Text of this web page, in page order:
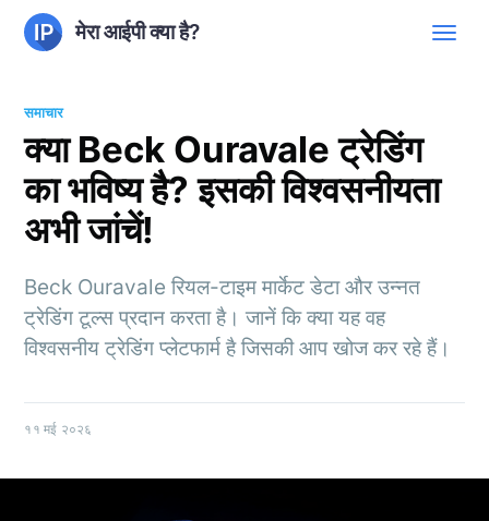
मेरा आईपी क्या है?
समाचार
क्या Beck Ouravale ट्रेडिंग
का भविष्य है? इसकी विश्वसनीयता
अभी जांचें!
Beck Ouravale रियल-टाइम मार्केट डेटा और उन्नत
ट्रेडिंग टूल्स प्रदान करता है। जानें कि क्या यह वह
विश्वसनीय ट्रेडिंग प्लेटफार्म है जिसकी आप खोज कर रहे हैं।
११ मई २०२६